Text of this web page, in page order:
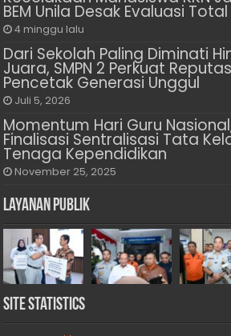
BEM Unila Desak Evaluasi Total
4 minggu lalu
Dari Sekolah Paling Diminati
Juara, SMPN 2 Perkuat
Pencetak Generasi Unggul
Juli 5, 2026
Momentum Hari Guru
Finalisasi Sentralisasi Tata
Tenaga Kependidikan
November 25, 2025
Layanan Publik
Site Statistics